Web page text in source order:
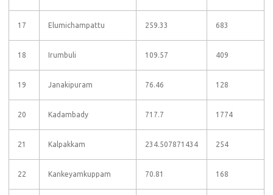
17 Elumichampattu 259.33 683
18 Irumbuli 109.57 409
19 Janakipuram 76.46 128
20 Kadambady 717.7 1774
21 Kalpakkam 234.507871434 254
22 Kankeyamkuppam 70.81 168